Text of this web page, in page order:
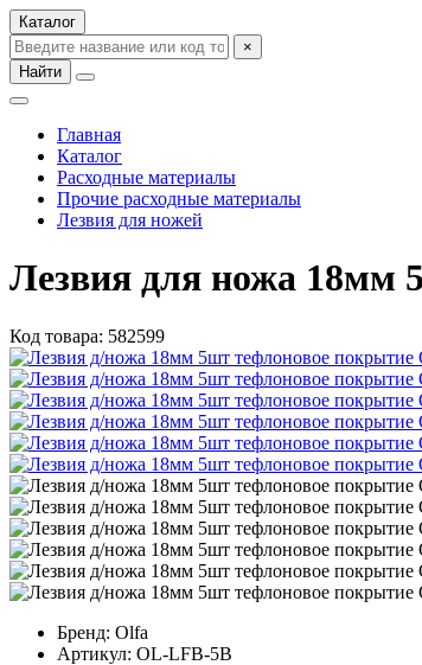
Каталог
×
Найти
Главная
Каталог
Расходные материалы
Прочие расходные материалы
Лезвия для ножей
Лезвия для ножа 18мм
Код товара: 582599
Бренд: Olfa
Артикул: OL-LFB-5B